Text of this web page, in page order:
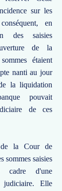
sur les
en
des saisies
de la
étaient
nanti au jour
la liquidation
pouvait
de ces
la Cour de
sommes saisies
cadre d'une
judiciaire. Elle